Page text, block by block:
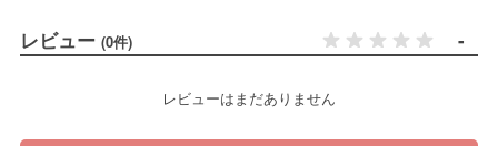
レビュー (0件) -
レビューはまだありません